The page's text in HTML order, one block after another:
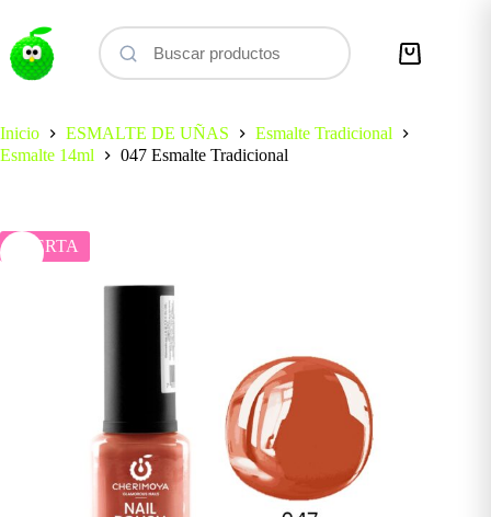
contenido
Carro
Inicio
ESMALTE DE UÑAS
Esmalte Tradicional
Esmalte 14ml
047 Esmalte Tradicional
OFERTA